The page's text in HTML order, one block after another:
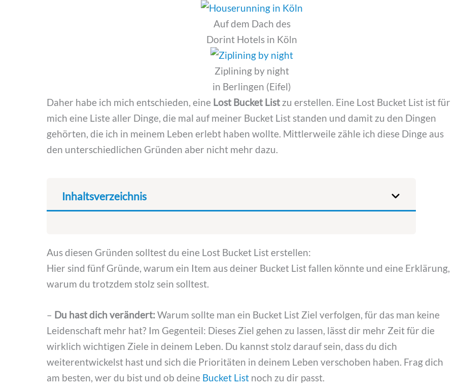
Auf dem Dach des
Dorint Hotels in Köln
Ziplining by night
in Berlingen (Eifel)
Daher habe ich mich entschieden, eine Lost Bucket Listzu erstellen. Eine Lost Bucket List ist für
mich eine Liste aller Dinge, die mal auf meiner Bucket List standen und damit zu den Dingen
gehörten, die ich in meinem Leben erlebt haben wollte. Mittlerweile zähle ich diese Dinge aus
den unterschiedlichen Gründen aber nicht mehr dazu.
Inhaltsverzeichnis
Aus diesen Gründen solltest du eine Lost Bucket List erstellen:
Hier sind fünf Gründe, warum ein Item aus deiner Bucket List fallen könnte und eine Erklärung,
warum du trotzdem stolz sein solltest.
– Du hast dich verändert:Warum sollte man ein Bucket List Ziel verfolgen, für das man keine
Leidenschaft mehr hat? Im Gegenteil: Dieses Ziel gehen zu lassen, lässt dir mehr Zeit für die
wirklich wichtigen Ziele in deinem Leben. Du kannst stolz darauf sein, dass du dich
weiterentwickelst hast und sich die Prioritäten in deinem Leben verschoben haben. Frag dich
am besten, wer du bist und ob deine Bucket List noch zu dir passt.